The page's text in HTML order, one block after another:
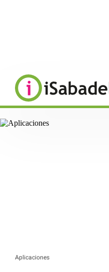
Aplicaciones